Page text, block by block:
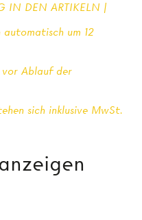
IN DEN ARTIKELN |
um 12
Ablauf der
sich inklusive MwSt.